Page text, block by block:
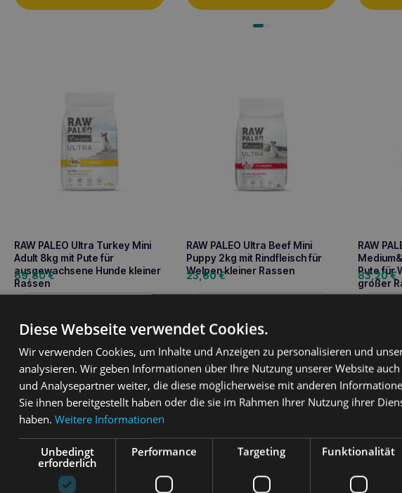
RAW PALEO Ultra Turkey Mini
Adult 8kg mit Pute für
ausgewachsene Hunde kleiner
Rassen
69,80€
RAW PALEO Ultra Beef Mini
Puppy 2kg mit Rindfleisch für
Welpen kleiner Rassen
23,60€
RAW
Pute für
großer
83,20€
Produktbeschreibung
Raw Paleo Ultra Mini Adult Beef ist ein Alleinfuttermittel für erwachsene Hunde (über 8
(unter 8 kg Körpergewicht). Es ist hypoallergen und monoproteinhaltig, d.h. es enthält
Proteinquelle (Rind) und eine abgestimmte Fettquelle (Rinderfett). Die Rezeptur ist frei
und enthält außerdem Borretschöl, das die Gesundheit von Haut und Fell unterstützt.
Futter mit dem Probiotikum Enterococcus faecium angereichert, das eine gesunde
die Nährstoffaufnahme unterstützt.
Diese Webseite verwendet Cookies.
Wir verwenden Cookies, um Inhalte und Anzeigen zu personalisieren und
analysieren. Wir geben Informationen über Ihre Nutzung unserer Website
und Analysepartner weiter, die diese möglicherweise mit anderen
Sie ihnen bereitgestellt haben oder die sie im Rahmen Ihrer Nutzung ihrer
haben. Weitere Informationen
Unbedingt
erforderlich
Performance Targeting Funktionalität